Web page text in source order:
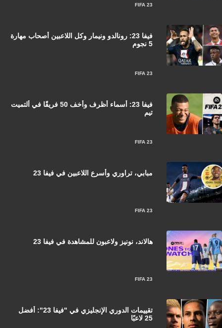
FIFA 23
FIFA 23
فيفا 23: رونالدو ونيمار وكل اللاعبين أصحاب مهارة
5 نجوم
FIFA 23
فيفا 23: أسماء أظرف وأخف 50 فريقًا في ألتميت
تيم
FIFA 23
مبابي، تراوري وأسرع اللاعبين في فيفا 23
FIFA 23
هالاند، نونيز ولاعبون للمشاهدة في فيفا 23
تقييمات الدوري الإنجليزي في "فيفا 23": أفضل
25 لاعبًا